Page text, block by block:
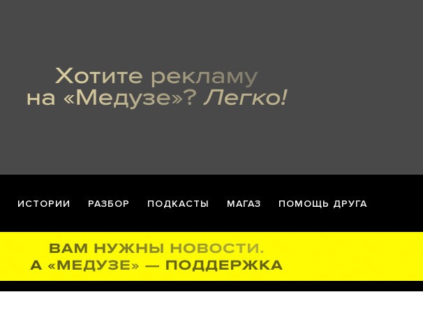
ИСТОРИИ РАЗБОР ПОДКАСТЫ МАГАЗ ПОМОЩЬ ДРУГА